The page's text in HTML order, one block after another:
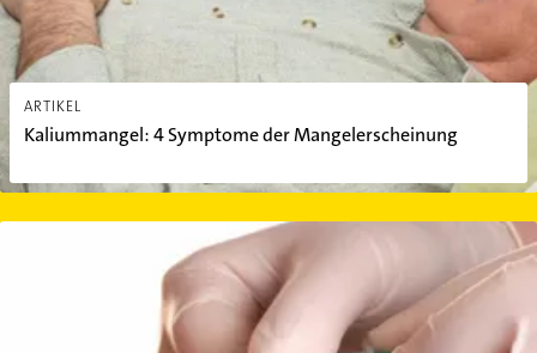
ARTIKEL
Kaliummangel: 4 Symptome der Mangelerscheinung
Sichelzellanämie: Ursachen und Symptome der Erbkrankheit